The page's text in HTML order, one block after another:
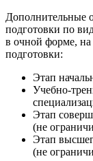
Дополнительные
подготовки по
в очной форме, на
подготовки:
Этап
Учебно-
Этап
(не
Этап
(не